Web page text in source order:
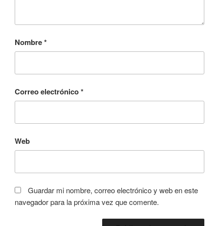
Nombre*
Correo electrónico*
Web
Guardar mi nombre, correo electrónico y web en este
navegador para la próxima vez que comente.